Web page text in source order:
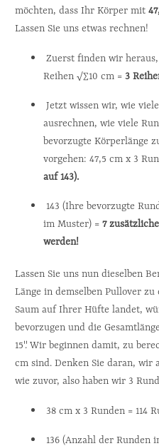
möchten, dass Ihr Körper mit
Lassen Sie uns etwas rechnen!
Zuerst finden wir heraus, wie viele Runden pro cm: 30
Reihen √∑10 cm = 3
Jetzt wissen wir, wie viele Runden pro cm, wir können
ausrechnen, wie viele
bevorzugte Körperlänge
vorgehen: 47,5 cm x 3
auf 143).
im Muster) = 7
werden!
Lassen Sie uns nun dieselben
Länge in demselben Pullover
Saum auf Ihrer Hüfte landet,
bevorzugen und die
15". Wir beginnen damit, zu
cm sind. Denken Sie daran, wir
wie zuvor, also haben wir 3
38 cm x 3 Runden = 114